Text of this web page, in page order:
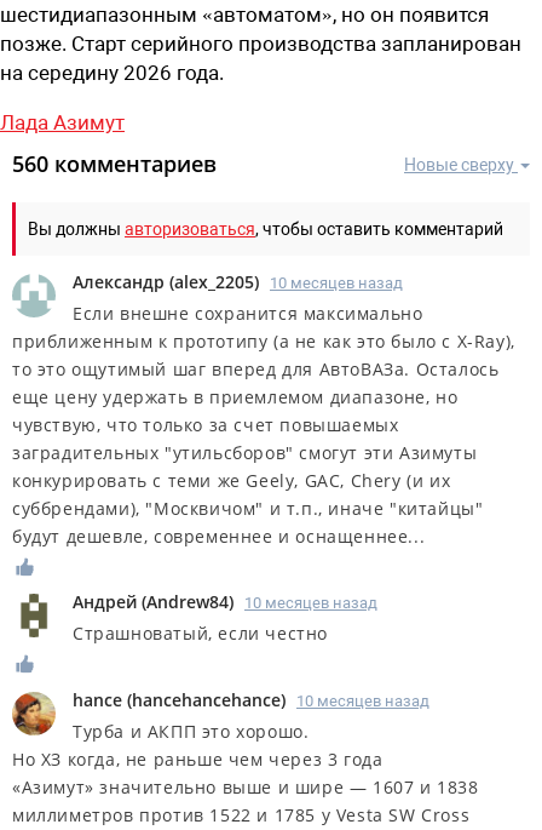
шестидиапазонным «автоматом», но он появится
позже. Старт серийного производства запланирован
на середину 2026 года.
Лада Азимут
Новые сверху
560 комментариев
Вы должны авторизоваться, чтобы оставить комментарий
Александр (alex_2205) 10 месяцев назад
Если внешне сохранится максимально
приближенным к прототипу (а не как это было с Х-Ray),
то это ощутимый шаг вперед для АвтоВАЗа. Осталось
еще цену удержать в приемлемом диапазоне, но
чувствую, что только за счет повышаемых
заградительных "утильсборов" смогут эти Азимуты
конкурировать с теми же Geely, GAC, Chery (и их
суббрендами), "Москвичом" и т.п., иначе "китайцы"
будут дешевле, современнее и оснащеннее...
Андрей (Andrew84) 10 месяцев назад
Страшноватый, если честно
hance (hancehancehance) 10 месяцев назад
Турба и АКПП это хорошо.
Но ХЗ когда, не раньше чем через 3 года
«Азимут» значительно выше и шире — 1607 и 1838
миллиметров против 1522 и 1785 у Vesta SW Cross